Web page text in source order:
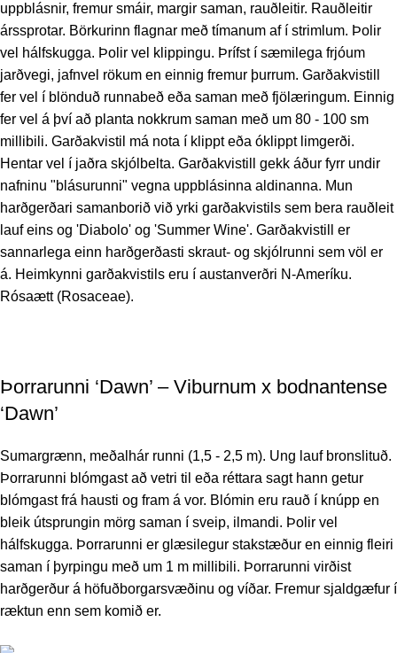
uppblásnir, fremur smáir, margir saman, rauðleitir. Rauðleitir
árssprotar. Börkurinn flagnar með tímanum af í strimlum. Þolir
vel hálfskugga. Þolir vel klippingu. Þrífst í sæmilega frjóum
jarðvegi, jafnvel rökum en einnig fremur þurrum. Garðakvistill
fer vel í blönduð runnabeð eða saman með fjölæringum. Einnig
fer vel á því að planta nokkrum saman með um 80 - 100 sm
millibili. Garðakvistil má nota í klippt eða óklippt limgerði.
Hentar vel í jaðra skjólbelta. Garðakvistill gekk áður fyrr undir
nafninu "blásurunni" vegna uppblásinna aldinanna. Mun
harðgerðari samanborið við yrki garðakvistils sem bera rauðleit
lauf eins og 'Diabolo' og 'Summer Wine'. Garðakvistill er
sannarlega einn harðgerðasti skraut- og skjólrunni sem völ er
á. Heimkynni garðakvistils eru í austanverðri N-Ameríku.
Rósaætt (Rosaceae).
Þorrarunni ‘Dawn’ – Viburnum x bodnantense
‘Dawn’
Sumargrænn, meðalhár runni (1,5 - 2,5 m). Ung lauf bronslituð.
Þorrarunni blómgast að vetri til eða réttara sagt hann getur
blómgast frá hausti og fram á vor. Blómin eru rauð í knúpp en
bleik útsprungin mörg saman í sveip, ilmandi. Þolir vel
hálfskugga. Þorrarunni er glæsilegur stakstæður en einnig fleiri
saman í þyrpingu með um 1 m millibili. Þorrarunni virðist
harðgerður á höfuðborgarsvæðinu og víðar. Fremur sjaldgæfur í
ræktun enn sem komið er.